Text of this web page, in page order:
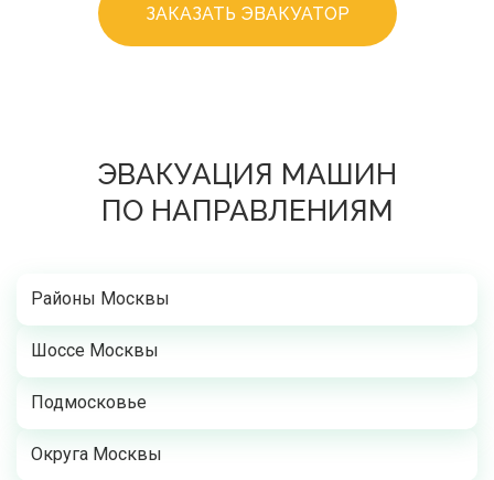
ЗАКАЗАТЬ ЭВАКУАТОР
ЭВАКУАЦИЯ МАШИН
ПО НАПРАВЛЕНИЯМ
Округа Москвы
Подмосковье
Шоссе Москвы
Районы Москвы